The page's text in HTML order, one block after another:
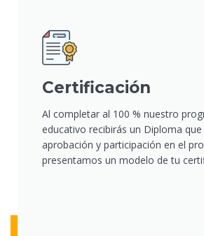
Certificación
Al completar al 100 % nuestro
educativo recibirás un Diploma
aprobación y participación en el
presentamos un modelo de tu